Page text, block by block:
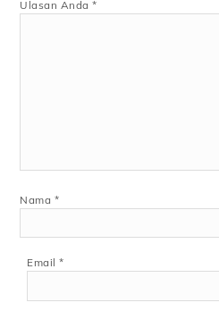
Ulasan Anda*
Nama *
Email*